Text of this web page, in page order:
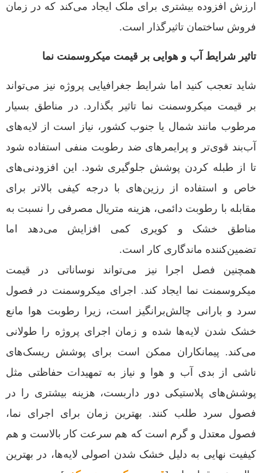
ارزش افزوده بیشتری برای ملک ایجاد می‌کند که در زمان
فروش ساختمان تاثیرگذار است.
تاثیر شرایط آب و هوایی بر قیمت میکروسمنت نما
شاید تعجب کنید اما شرایط جغرافیایی پروژه نیز می‌تواند
بر قیمت میکروسمنت نما تاثیر بگذارد. در مناطق بسیار
مرطوب مانند شمال یا جنوب کشور، نیاز است از لایه‌های
آب‌بند قوی‌تر و پرایمرهای ضد رطوبت منفی استفاده شود
تا از طبله کردن پوشش جلوگیری شود. این افزودنی‌های
خاص و استفاده از رزین‌های با درجه کیفی بالاتر برای
مقابله با رطوبت دائمی، هزینه متریال مصرفی را نسبت به
مناطق خشک و کویری کمی افزایش می‌دهد اما
تضمین‌کننده ماندگاری کار است.
همچنین فصل اجرا نیز می‌تواند نوساناتی در قیمت
میکروسمنت نما ایجاد کند. اجرای میکروسمنت در فصول
سرد و بارانی چالش‌برانگیز است، زیرا رطوبت هوا مانع
خشک شدن لایه‌ها شده و زمان اجرای پروژه را طولانی
می‌کند. پیمانکاران ممکن است برای پوشش ریسک‌های
ناشی از بدی آب و هوا و نیاز به تمهیدات حفاظتی مثل
پوشش‌های پلاستیکی دور داربست، هزینه بیشتری را در
فصول سرد طلب کنند. بهترین زمان برای اجرای نما،
فصول معتدل و گرم است که هم سرعت کار بالاست و هم
کیفیت نهایی به دلیل خشک شدن اصولی لایه‌ها، در بهترین